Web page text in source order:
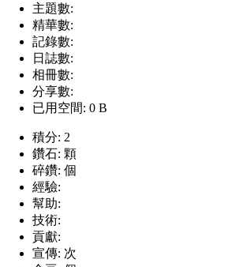
主題數:
精華數:
記錄數:
日誌數:
相冊數:
分享數:
已用空間: 0 B
積分: 2
鑽石: 顆
碎鑽: 個
經驗:
幫助:
技術:
貢獻:
宣傳: 次